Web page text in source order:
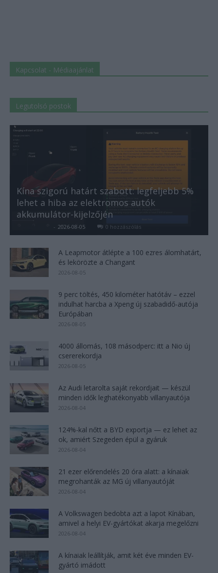
Kapcsolat - Médiaajánlat
Legutolsó postok
Kína szigorú határt szabott: legfeljebb 5%
lehet a hiba az elektromos autók
akkumulátor-kijelzőjén
- 2026-08-05 0 hozzászólás
A Leapmotor átlépte a 100 ezres álomhatárt,
és lekörözte a Changant
2026-08-05
9 perc töltés, 450 kilométer hatótáv – ezzel
indulhat harcba a Xpeng új szabadidő-autója
Európában
2026-08-05
4000 állomás, 108 másodperc: itt a Nio új
csererekordja
2026-08-05
Az Audi letarolta saját rekordjait — készül
minden idők leghatékonyabb villanyautója
2026-08-04
124%-kal nőtt a BYD exportja — ez lehet az
ok, amiért Szegeden épül a gyáruk
2026-08-04
21 ezer előrendelés 20 óra alatt: a kínaiak
megrohanták az MG új villanyautóját
2026-08-04
A Volkswagen bedobta azt a lapot Kínában,
amivel a helyi EV-gyártókat akarja megelőzni
2026-08-04
A kínaiak leállítják, amit két éve minden EV-
gyártó imádott